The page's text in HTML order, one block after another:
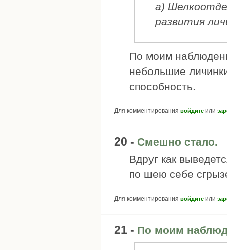
а)
развития
По моим
небольшие
способность.
Для комментирования войдите или
20 - Смешно стало.
Вдруг как
по шею себе
Для комментирования войдите или
21 - По моим